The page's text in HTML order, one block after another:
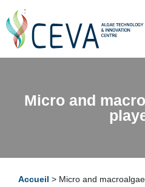
Micro and
Accueil > Micro and